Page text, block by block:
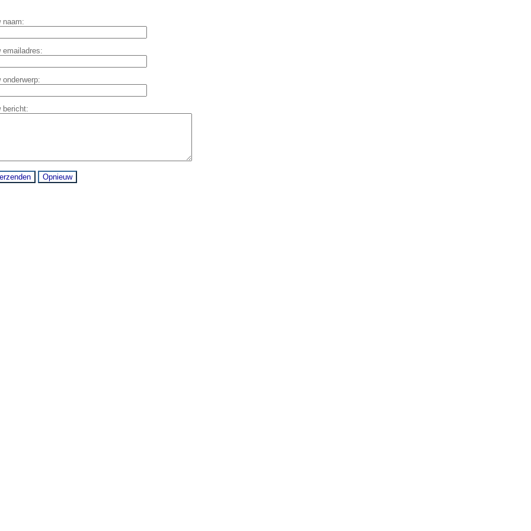
naam:
emailadres:
onderwerp:
bericht: